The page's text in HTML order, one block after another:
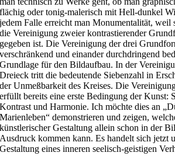
flächig oder tonig-malerisch mit Hell-dunkel
jedem Falle erreicht man Monumentalität, weil
die Vereinigung zweier kontrastierender
gegeben ist. Die Vereinigung der drei
verschränkend und einander durchdringend
Grundlage für den Bildaufbau. In der
Dreieck tritt die bedeutende Siebenzahl in
der Unmeßbarkeit des Kreises. Die
erfüllt bereits eine erste Bedingung der Kunst:
Kontrast und Harmonie. Ich möchte dies an
Marienleben“ demonstrieren und zeigen,
künstlerischer Gestaltung allein schon in der
Ausdruck kommen kann. Es handelt sich jetzt
Gestaltung eines inneren seelisch-geistigen